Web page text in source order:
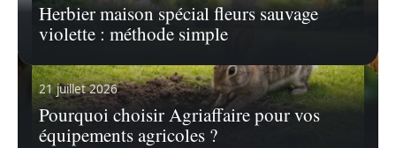
21 juillet 2026
Pourquoi choisir Agriaffaire pour vos
équipements agricoles ?
Herbier maison spécial fleurs sauvage
violette : méthode simple